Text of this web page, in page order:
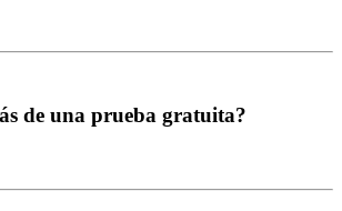
de una prueba gratuita?